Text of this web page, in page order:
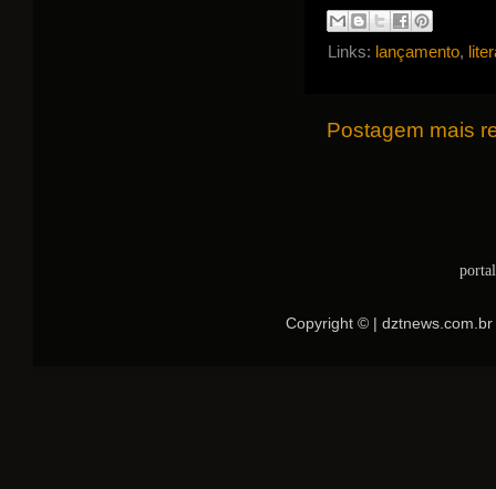
Links: lançamento,
Postagem mais
Copyright © |